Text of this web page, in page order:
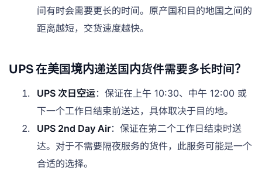
间有时会需要更长的时间。原产国和目的地国之间的
距离越短，交货速度越快。
UPS 在美国境内递送国内货件需要多长时间？
UPS 次日空运：保证在上午 10:30、中午 12:00 或
下一个工作日结束前送达，具体取决于目的地。
UPS 2nd Day Air：保证在第二个工作日结束时送
达。对于不需要隔夜服务的货件，此服务可能是一个
合适的选择。